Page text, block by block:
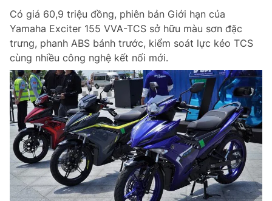
Chuyên mục khác
Chào ngày mới Tin 24h
Tin thị trường Tin 360
Video Magazine
Sản phẩm khác
Tin đã lưu
Tin đã xem
Đăng xuất
Có giá 60,9 triệu đồng, phiên bản Giới hạn của
Yamaha Exciter 155 VVA-TCS sở hữu màu sơn đặc
trưng, phanh ABS bánh trước, kiểm soát lực kéo TCS
cùng nhiều công nghệ kết nối mới.